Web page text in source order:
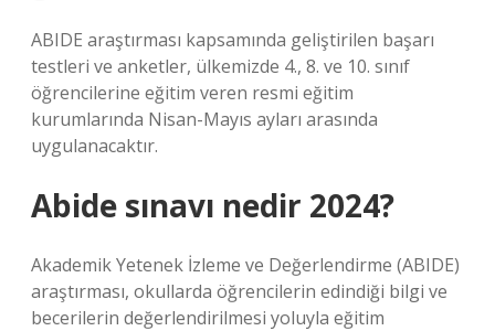
ABIDE araştırması kapsamında geliştirilen başarı
testleri ve anketler, ülkemizde 4., 8. ve 10. sınıf
öğrencilerine eğitim veren resmi eğitim
kurumlarında Nisan-Mayıs ayları arasında
uygulanacaktır.
Abide sınavı nedir 2024?
Akademik Yetenek İzleme ve Değerlendirme (ABIDE)
araştırması, okullarda öğrencilerin edindiği bilgi ve
becerilerin değerlendirilmesi yoluyla eğitim